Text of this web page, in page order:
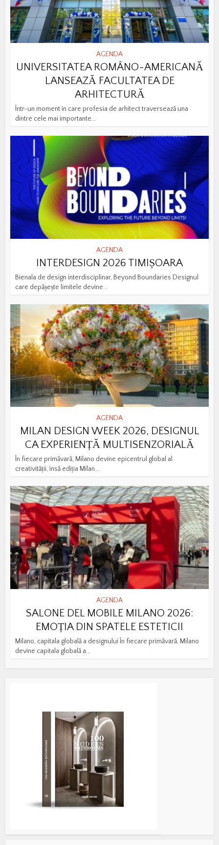
AGENDA
UNIVERSITATEA ROMÂNO-AMERICANĂ
LANSEAZĂ FACULTATEA DE
ARHITECTURĂ
Într-un moment în care profesia de arhitect traversează una
dintre cele mai importante...
AGENDA
INTERDESIGN 2026 TIMIȘOARA
Bienala de design interdisciplinar, Beyond Boundaries Designul
care depășește limitele devine...
AGENDA
MILAN DESIGN WEEK 2026, DESIGNUL
CA EXPERIENȚĂ MULTISENZORIALĂ
În fiecare primăvară, Milano devine epicentrul global al
creativității, însă ediția Milan...
AGENDA
SALONE DEL MOBILE MILANO 2026:
EMOȚIA DIN SPATELE ESTETICII
Milano, capitala globală a designului În fiecare primăvară, Milano
devine capitala globală a...